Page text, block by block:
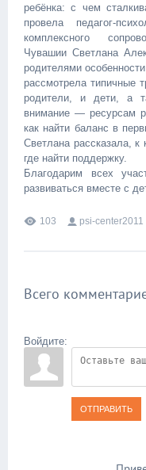
ребёнка: с чем
провела педагог-
комплексного
Чувашии Светлана
родителями
рассмотрела типичные
родители, и дети, а
внимание — ресурсам
как найти баланс в
Светлана рассказала,
где найти поддержку.
Благодарим всех
развиваться вместе с
103 psi-center2011
Всего
Войдите:
ОТПРАВИТЬ